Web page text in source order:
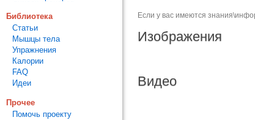
Если у вас имеются
Изображения
Видео
Библиотека
Статьи
Мышцы тела
Упражнения
Калории
FAQ
Идеи
Прочее
Помочь проекту